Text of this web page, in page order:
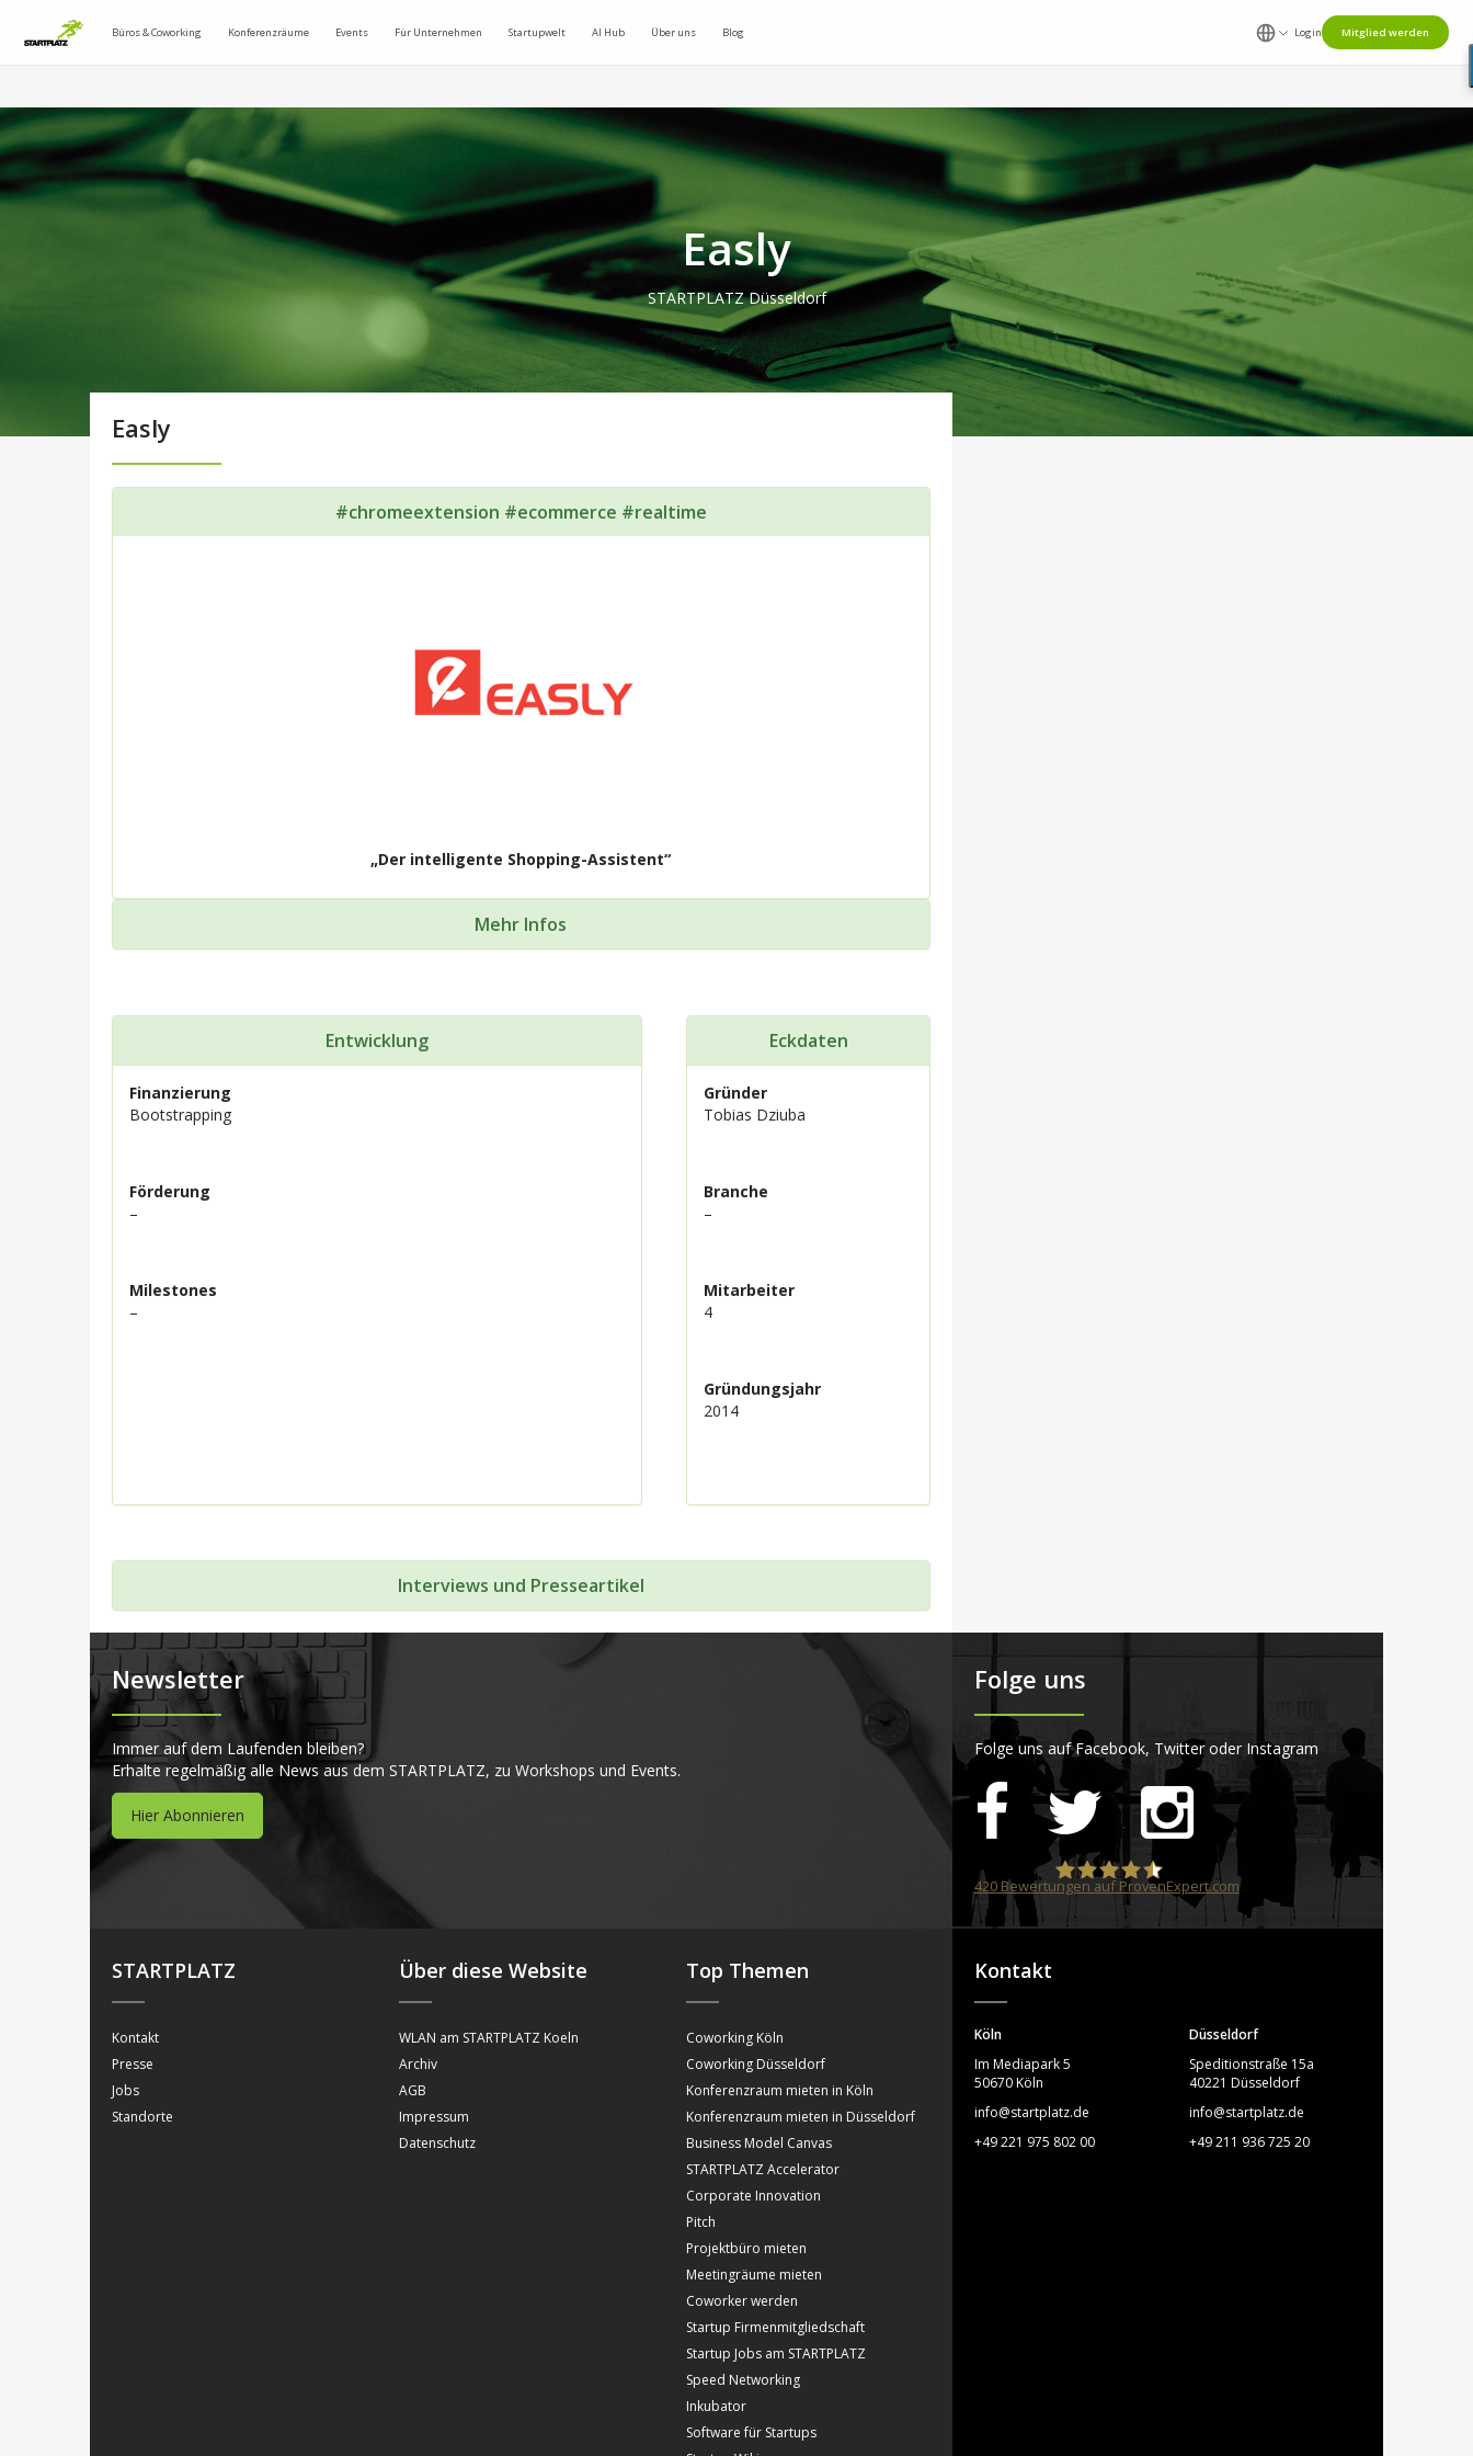
Büros & Coworking Konferenzräume Events Für Unternehmen Startupwelt AI Hub Über uns Blog Login Mitglied werden
Easly
STARTPLATZ Düsseldorf
Easly
#chromeextension #ecommerce #realtime
„Der intelligente Shopping-Assistent“
Mehr Infos
Entwicklung
Finanzierung
Bootstrapping
Förderung
–
Milestones
–
Eckdaten
Gründer
Tobias Dziuba
Branche
–
Mitarbeiter
4
Gründungsjahr
2014
Interviews und Presseartikel
Newsletter
Immer auf dem Laufenden bleiben?
Erhalte regelmäßig alle News aus dem STARTPLATZ, zu Workshops und Events.
Hier Abonnieren
Folge uns
Folge uns auf Facebook, Twitter oder Instagram
STARTPLATZ
420Bewertungen auf ProvenExpert.com
STARTPLATZ
Kontakt
Presse
Jobs
Standorte
Über diese Website
WLAN am STARTPLATZ Koeln
Archiv
AGB
Impressum
Datenschutz
Top Themen
Coworking Köln
Coworking Düsseldorf
Konferenzraum mieten in Köln
Konferenzraum mieten in Düsseldorf
Business Model Canvas
STARTPLATZ Accelerator
Corporate Innovation
Pitch
Projektbüro mieten
Meetingräume mieten
Coworker werden
Startup Firmenmitgliedschaft
Startup Jobs am STARTPLATZ
Speed Networking
Inkubator
Software für Startups
Kontakt
Köln
Im Mediapark 5
50670 Köln
info@startplatz.de
+49 221 975 802 00
Düsseldorf
Speditionstraße 15a
40221 Düsseldorf
info@startplatz.de
+49 211 936 725 20